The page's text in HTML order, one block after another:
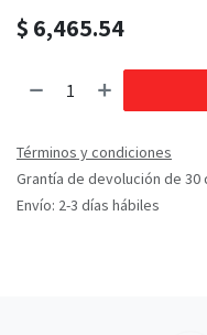
$ 6,465.54
Términos y condiciones
Grantía de devolución de 30
Envío: 2-3 días hábiles